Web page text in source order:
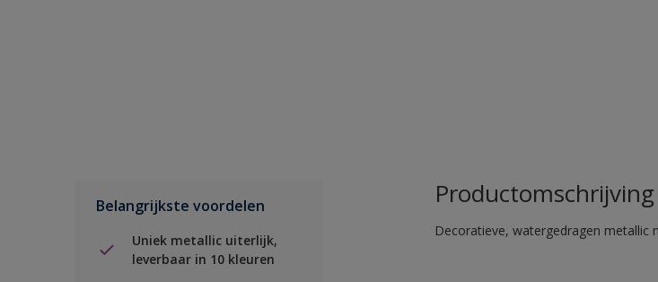
Belangrijkste voordelen
Uniek metallic uiterlijk,
leverbaar in 10 kleuren
Productomschrijving
Decoratieve, watergedragen metallic